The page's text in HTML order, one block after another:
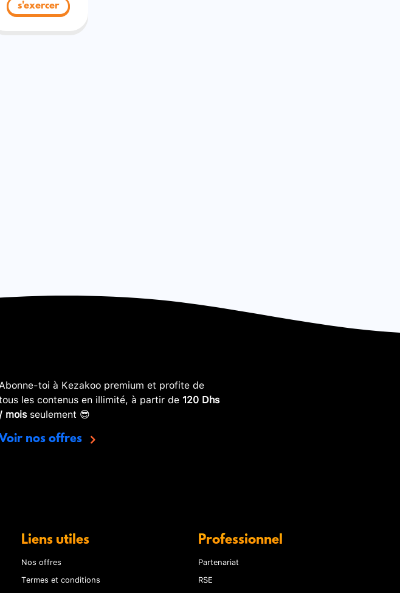
s'exercer
toi à Kezakoo premium et profite de
les contenus en illimité, à partir de 120 Dhs
moisseulement 😎
nos offres
Liens utiles
Nos offres
Termes et conditions
Professionnel
Partenariat
RSE